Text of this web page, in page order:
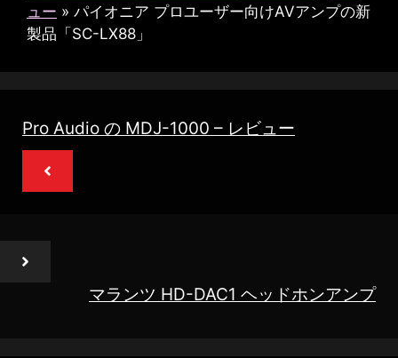
ュー » パイオニア プロユーザー向けAVアンプの新
製品「SC-LX88」
Pro Audio の MDJ-1000 – レビュー
マランツ HD-DAC1 ヘッドホンアンプ